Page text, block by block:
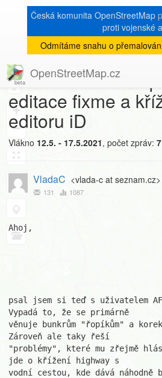
Česká komunita OpenStreetMap
proti vojenské
Odmítáme snahu o
OpenStreetMap.cz
8
+
−
« zpět na výpis
[Talk-cz]
Bezhlavé řešení
editace fixme a
editoru iD
Vlákno 12.5. - 17.5.2021, počet zpráv: 7
VladaC <vlada-c at seznam.cz>
131 1087
Ahoj,
psal jsem si teď s uživatelem AF
Vypadá to, že se primárně
věnuje bunkrům "řopíkům" a
Zároveň ale taky řeší
"problémy", které mu zřejmě
jde o křížení highway s
vodní cestou, kde dává